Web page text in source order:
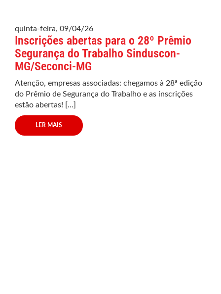
quinta-feira, 09/04/26
Inscrições abertas para o 28º Prêmio
Segurança do Trabalho Sinduscon-
MG/Seconci-MG
Atenção, empresas associadas: chegamos à 28ª edição
do Prêmio de Segurança do Trabalho e as inscrições
estão abertas! […]
LER MAIS